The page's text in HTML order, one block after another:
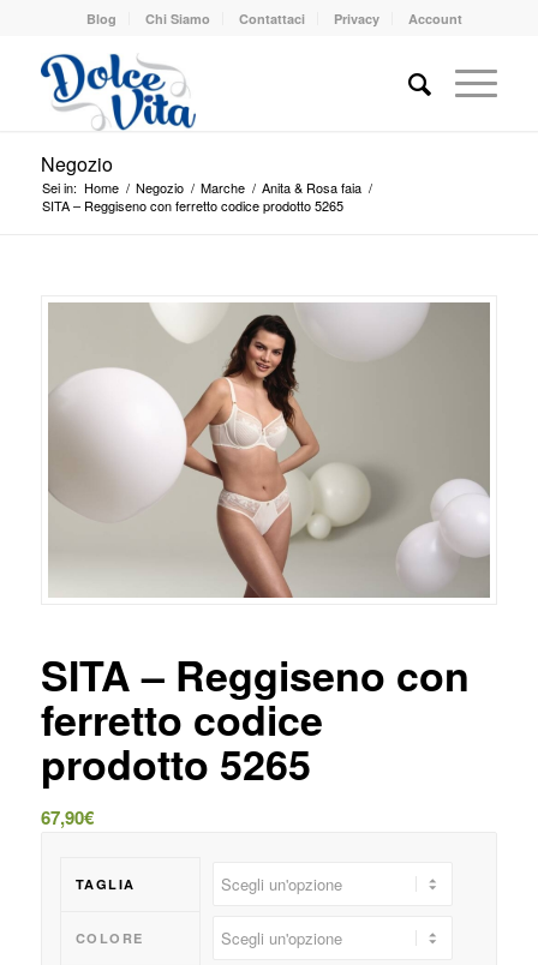
Blog Chi Siamo Contattaci Privacy Account
Negozio
Sei in: Home / Negozio / Marche / Anita & Rosa faia /
SITA – Reggiseno con ferretto codice prodotto 5265
SITA – Reggiseno con
ferretto codice
prodotto 5265
67,90€
TAGLIA
COLORE